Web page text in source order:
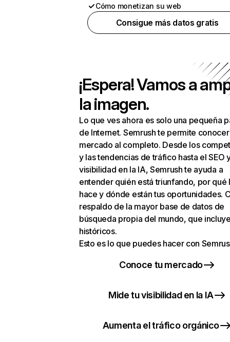
Cómo monetizan su web
Consigue más datos gratis
¡Espera! Vamos a
la imagen.
Lo que ves ahora es solo una pequeña
de Internet. Semrush te permite
mercado al completo. Desde los
y las tendencias de tráfico hasta el SEO
visibilidad en la IA, Semrush te ayuda a
entender quién está triunfando, por qué
hace y dónde están tus oportunidades.
respaldo de la mayor base de datos de
búsqueda propia del mundo, que
históricos.
Esto es lo que puedes hacer con
Conoce tu mercado
Mide tu visibilidad en la IA
Aumenta el tráfico orgánico